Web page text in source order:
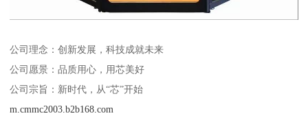
公司理念：创新发展，科技成就未来
公司愿景：品质用心，用芯美好
公司宗旨：新时代，从“芯”开始
m.cmmc2003.b2b168.com